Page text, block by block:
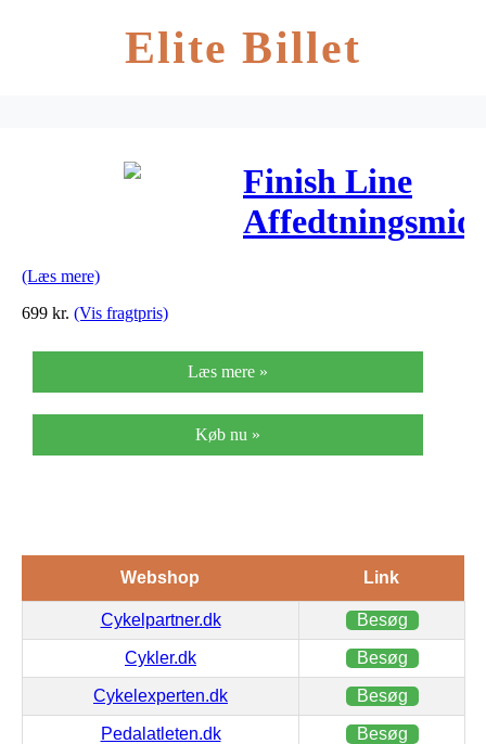
Elite Billet
Finish Line
(Læs mere)
699 kr. (Vis fragtpris)
Læs mere »
Køb nu »
Webshop Link
Cykelpartner.dk Besøg
Cykler.dk Besøg
Cykelexperten.dk Besøg
Pedalatleten.dk Besøg